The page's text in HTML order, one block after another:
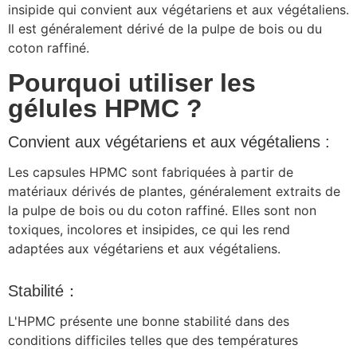
insipide qui convient aux végétariens et aux végétaliens.
Il est généralement dérivé de la pulpe de bois ou du
coton raffiné.
Pourquoi utiliser les
gélules HPMC ?
Convient aux végétariens et aux végétaliens :
Les capsules HPMC sont fabriquées à partir de
matériaux dérivés de plantes, généralement extraits de
la pulpe de bois ou du coton raffiné. Elles sont non
toxiques, incolores et insipides, ce qui les rend
adaptées aux végétariens et aux végétaliens.
Stabilité：
L'HPMC présente une bonne stabilité dans des
conditions difficiles telles que des températures